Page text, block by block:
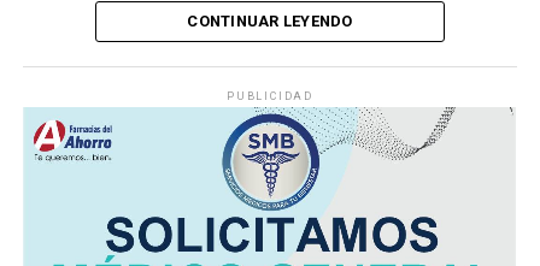
informado quién ocupará la Secretaría del
Se espera que en las próximas horas el gobierno
municipal emita una postura oficial sobre la salida del
funcionario y anuncie a la persona que asumirá el cargo.
CONTINUAR LEYENDO
PUBLICIDAD